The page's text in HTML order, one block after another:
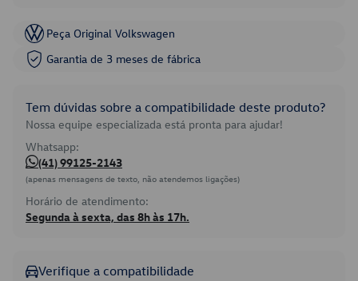
Peça Original Volkswagen
Garantia de 3 meses de fábrica
Tem dúvidas sobre a compatibilidade deste produto?
Nossa equipe especializada está pronta para ajudar!
Whatsapp:
(41) 99125-2143
(apenas mensagens de texto, não atendemos ligações)
Horário de atendimento:
Segunda à sexta, das 8h às 17h.
Verifique a compatibilidade